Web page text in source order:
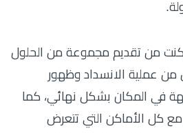
من تقديم مجموعة من الحلول
من عملية الانسداد وظهور
في المكان بشكل نهائي، كما
كل الأماكن التي تتعرض